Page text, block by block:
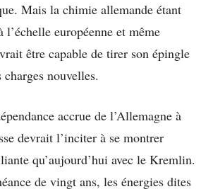
Mais la chimie allemande étant
européenne et même
être capable de tirer son épingle
nouvelles.
accrue de l’Allemagne à
devrait l’inciter à se montrer
qu’aujourd’hui avec le Kremlin.
de vingt ans, les énergies dites